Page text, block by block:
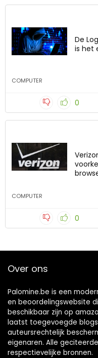
De
is het
COMPUTER
0
COMPUTER
0
Over ons
Palomine.be is een
en beoordelingswebsite
beschikbaar zijn op
laatst toegevoegde
auteursrechtelijk
eigenaren. Alle
respectievelijke bronnen.